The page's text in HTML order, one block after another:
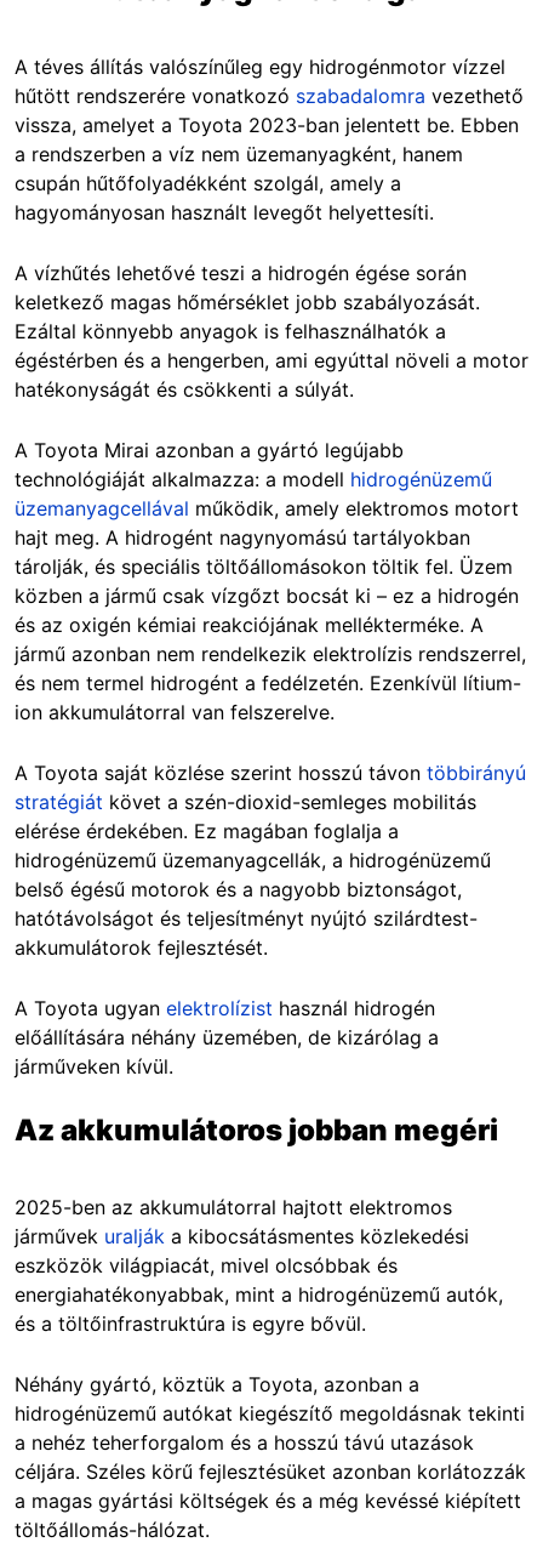
A téves állítás valószínűleg egy hidrogénmotor vízzel
hűtött rendszerére vonatkozó szabadalomra vezethető
vissza, amelyet a Toyota 2023-ban jelentett be. Ebben
a rendszerben a víz nem üzemanyagként, hanem
csupán hűtőfolyadékként szolgál, amely a
hagyományosan használt levegőt helyettesíti.
A vízhűtés lehetővé teszi a hidrogén égése során
keletkező magas hőmérséklet jobb szabályozását.
Ezáltal könnyebb anyagok is felhasználhatók a
égéstérben és a hengerben, ami egyúttal növeli a motor
hatékonyságát és csökkenti a súlyát.
A Toyota Mirai azonban a gyártó legújabb
technológiáját alkalmazza: a modell hidrogénüzemű
üzemanyagcellával működik, amely elektromos motort
hajt meg. A hidrogént nagynyomású tartályokban
tárolják, és speciális töltőállomásokon töltik fel. Üzem
közben a jármű csak vízgőzt bocsát ki – ez a hidrogén
és az oxigén kémiai reakciójának mellékterméke. A
jármű azonban nem rendelkezik elektrolízis rendszerrel,
és nem termel hidrogént a fedélzetén. Ezenkívül lítium-
ion akkumulátorral van felszerelve.
A Toyota saját közlése szerint hosszú távon többirányú
stratégiát követ a szén-dioxid-semleges mobilitás
elérése érdekében. Ez magában foglalja a
hidrogénüzemű üzemanyagcellák, a hidrogénüzemű
belső égésű motorok és a nagyobb biztonságot,
hatótávolságot és teljesítményt nyújtó szilárdtest-
akkumulátorok fejlesztését.
A Toyota ugyan elektrolízist használ hidrogén
előállítására néhány üzemében, de kizárólag a
járműveken kívül.
Az akkumulátoros jobban megéri
2025-ben az akkumulátorral hajtott elektromos
járművek uralják a kibocsátásmentes közlekedési
eszközök világpiacát, mivel olcsóbbak és
energiahatékonyabbak, mint a hidrogénüzemű autók,
és a töltőinfrastruktúra is egyre bővül.
Néhány gyártó, köztük a Toyota, azonban a
hidrogénüzemű autókat kiegészítő megoldásnak tekinti
a nehéz teherforgalom és a hosszú távú utazások
céljára. Széles körű fejlesztésüket azonban korlátozzák
a magas gyártási költségek és a még kevéssé kiépített
töltőállomás-hálózat.